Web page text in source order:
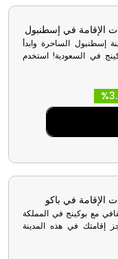
في إسطنبول
إسطنبول الساحرة وابدأ
في السعودية! استخدم
للحصول على خصومات
في باكو
مع بوكينج في المملكة
إقامتك في هذه المدينة
لا يُضاهى باستخدام رمز